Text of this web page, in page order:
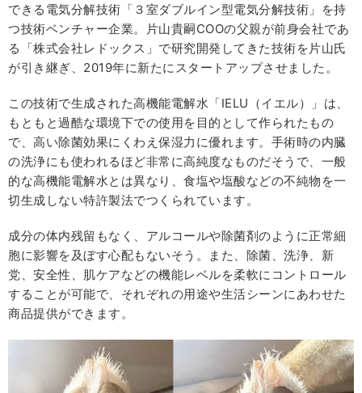
できる電気分解技術「３室ダブルイン型電気分解技術」を持
つ技術ベンチャー企業。片山貴嗣COOの父親が前身会社であ
る「株式会社レドックス」で研究開発してきた技術を片山氏
が引き継ぎ、2019年に新たにスタートアップさせました。
この技術で生成された高機能電解水「IELU（イエル）」は、
もともと過酷な環境下での使用を目的として作られたもの
で、高い除菌効果にくわえ保湿力に優れます。手術時の内臓
の洗浄にも使われるほど非常に高純度なものだそうで、一般
的な高機能電解水とは異なり、食塩や塩酸などの不純物を一
切生成しない特許製法でつくられています。
成分の体内残留もなく、アルコールや除菌剤のように正常細
胞に影響を及ぼす心配もないそう。また、除菌、洗浄、新
党、安全性、肌ケアなどの機能レベルを柔軟にコントロール
することが可能で、それぞれの用途や生活シーンにあわせた
商品提供ができます。